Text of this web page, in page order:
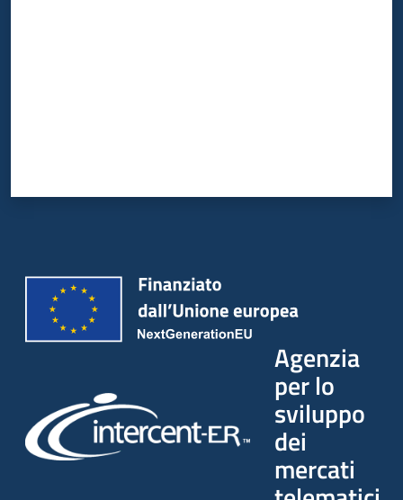
Agenzia
per lo
sviluppo
dei
mercati